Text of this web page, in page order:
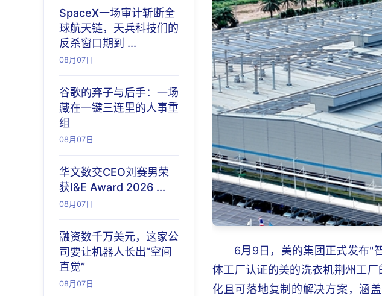
SpaceX一场审计斩断全
球航天链，天兵科技们的
反杀窗口期到 ...
08月07日
谷歌的弃子与后手：一场
藏在一键三连里的人事重
组
08月07日
华文数交CEO刘赛男荣
获I&E Award 2026 ...
08月07日
融资数千万美元，这家公
司要让机器人长出“空间
直觉”
08月07日
6月9日，美的集团正式发布"
体工厂认证的美的洗衣机荆州工
化且可落地复制的解决方案，涵